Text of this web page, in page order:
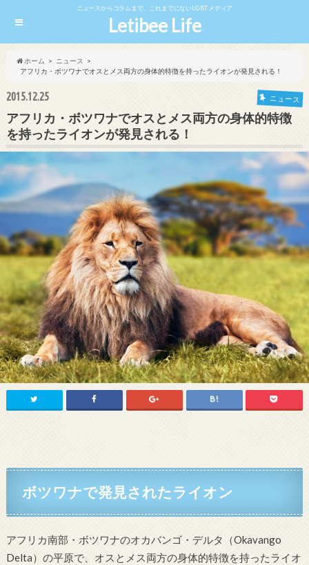
ニュースからコラムまで、これまでにないLGBTメディア
Letibee Life
ホーム
ニュース
アフリカ・ボツワナでオスとメス両方の身体的特徴を持ったライオンが発見される！
2015.12.25 ニュース
アフリカ・ボツワナでオスとメス両方の身体的特徴
を持ったライオンが発見される！
ボツワナで発見されたライオン
アフリカ南部・ボツワナのオカバンゴ・デルタ（Okavango
Delta）の平原で、オスとメス両方の身体的特徴を持ったライオ